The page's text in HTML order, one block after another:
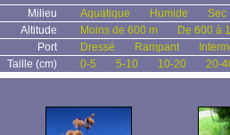
Milieu Aquatique Humide
Sec
Altitude
Moins de 600 m
De 600 à
Port
Dressé Rampant
Taille (cm)
0-5 5-10 10-20 20-